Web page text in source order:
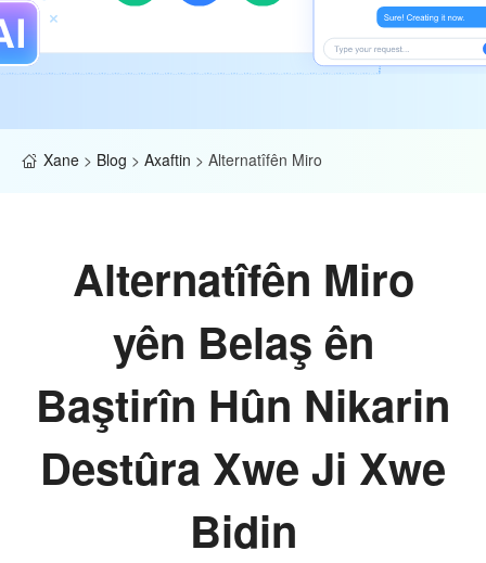
Xane > Blog > Axaftin > Alternatîfên Miro
Alternatîfên Miro
yên Belaş ên
Baştirîn Hûn Nikarin
Destûra Xwe Ji Xwe
Bidin